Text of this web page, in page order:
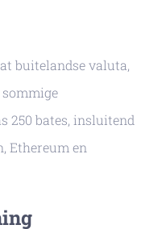
buitelandse valuta,
250 bates, insluitend
Ethereum en